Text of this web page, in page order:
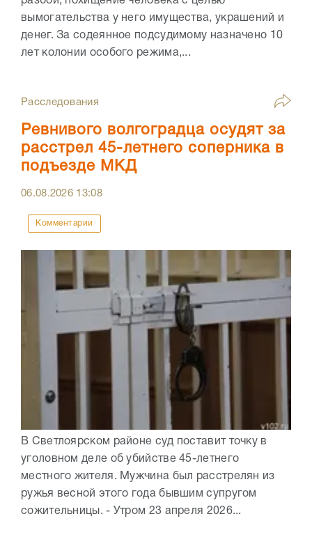
вымогательства у него имущества, украшений и
денег. За содеянное подсудимому назначено 10
лет колонии особого режима,...
Расследования
Ревнивого волгоградца осудят за
расстрел 45-летнего соперника в
подъезде МКД
06.08.2026 13:08
Комментарии
В Светлоярском районе суд поставит точку в
уголовном деле об убийстве 45-летнего
местного жителя. Мужчина был расстрелян из
ружья весной этого года бывшим супругом
сожительницы. - Утром 23 апреля 2026...